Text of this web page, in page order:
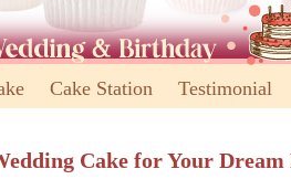
Cake Station Testimonial
Cake for Your Dream